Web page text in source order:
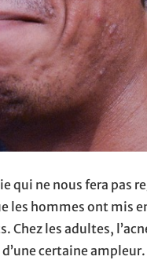
qui ne nous fera pas
les hommes ont mis
les adultes,
certaine